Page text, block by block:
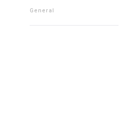
General